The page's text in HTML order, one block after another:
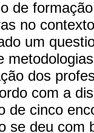
de
no
um
dos
com a
de cinco
se deu com